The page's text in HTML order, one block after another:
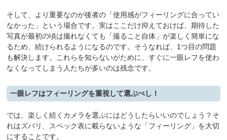
そして、より重要なのが後者の「使用感がフィーリングに合ってい
なかった」という場合です。実はここだけ抑えておけば、期待した
写真が最初の頃は撮れなくても「撮ること自体」が楽しく簡単にな
るため、続けられるようになるのです。そうなれば、1つ目の問題
も解決します。これらを知らないがために、すぐに一眼レフを使わ
なくなってしまう人たちが多いのは残念です。
一眼レフはフィーリングを重視して選ぶべし！
では、楽しく続くカメラを選ぶにはどうしたらいいのでしょう？そ
れはズバリ、スペック表に載らないような「フィーリング」を大切
にすることです。